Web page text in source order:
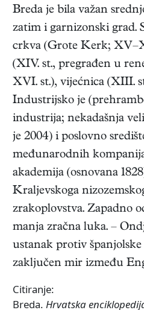
Breda je bila važan
zatim i garnizonski grad.
crkva (Grote Kerk;
(XIV. st., pregrađen u
XVI. st.), vijećnica (XIII.
Industrijsko je
industrija; nekadašnja
je 2004) i poslovno
međunarodnih
akademija (osnovana
Kraljevskoga
zrakoplovstva. Zapadno
manja zračna luka. –
ustanak protiv španjolske
zaključen mir između
Citiranje:
Breda. Hrvatska